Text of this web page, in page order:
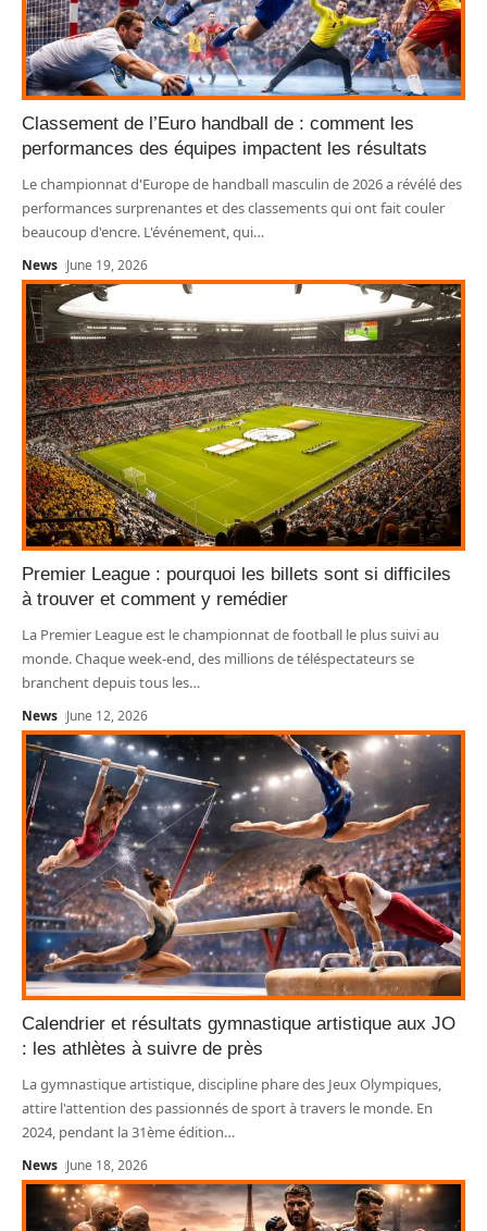
Classement de l’Euro handball de : comment les
performances des équipes impactent les résultats
Le championnat d'Europe de handball masculin de 2026 a révélé des
performances surprenantes et des classements qui ont fait couler
beaucoup d'encre. L'événement, qui…
News June 19, 2026
Premier League : pourquoi les billets sont si difficiles
à trouver et comment y remédier
La Premier League est le championnat de football le plus suivi au
monde. Chaque week-end, des millions de téléspectateurs se
branchent depuis tous les…
News June 12, 2026
Calendrier et résultats gymnastique artistique aux JO
: les athlètes à suivre de près
La gymnastique artistique, discipline phare des Jeux Olympiques,
attire l'attention des passionnés de sport à travers le monde. En
2024, pendant la 31ème édition…
News June 18, 2026